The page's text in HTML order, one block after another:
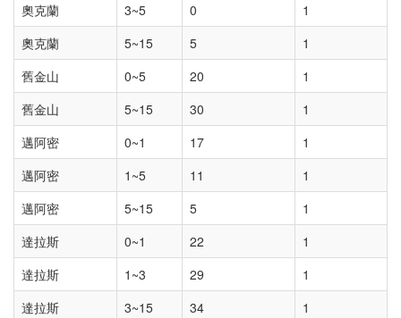
奧克蘭
3~5 0
1
奧克蘭
5~15 5
1
舊金山
0~5 20
1
舊金山
5~15 30
1
邁阿密
0~1 17
1
邁阿密
1~5 11
1
邁阿密
5~15 5
1
達拉斯
0~1 22
1
達拉斯
1~3 29
1
達拉斯
3~15 34
1